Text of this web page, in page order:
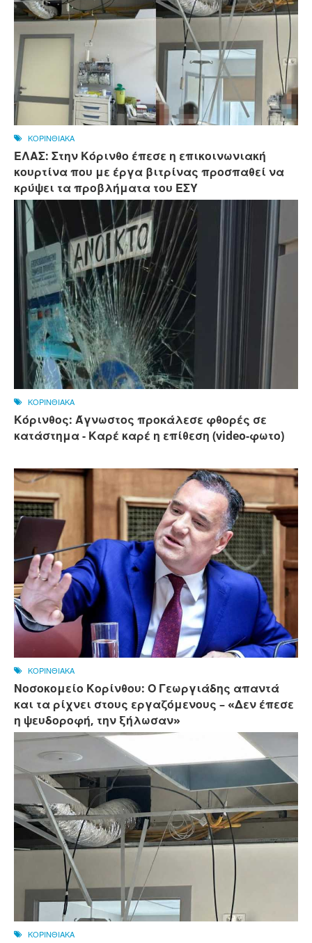
ΚΟΡΙΝΘΙΑΚΑ
ΕΛΑΣ: Στην Κόρινθο έπεσε η επικοινωνιακή
κουρτίνα που με έργα βιτρίνας προσπαθεί να
κρύψει τα προβλήματα του ΕΣΥ
ΚΟΡΙΝΘΙΑΚΑ
Κόρινθος: Άγνωστος προκάλεσε φθορές σε
κατάστημα - Καρέ καρέ η επίθεση (video-φωτο)
ΚΟΡΙΝΘΙΑΚΑ
Νοσοκομείο Κορίνθου: Ο Γεωργιάδης απαντά
και τα ρίχνει στους εργαζόμενους – «Δεν έπεσε
η ψευδοροφή, την ξήλωσαν»
ΚΟΡΙΝΘΙΑΚΑ